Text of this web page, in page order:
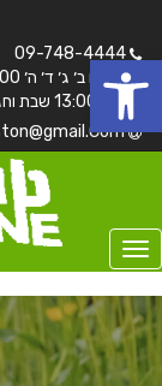
7:00 - 13:00 שבת וחגים סגורים.
Tufitston@gmail.Com